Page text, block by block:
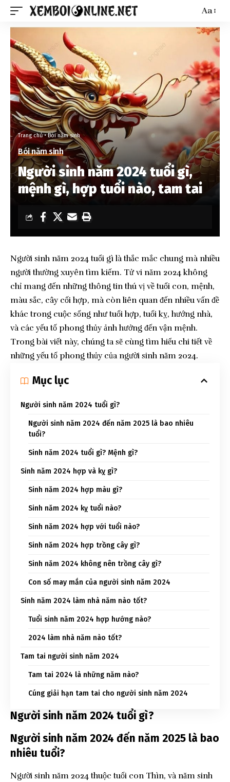
Aa
Trang chủ•Bói năm sinh
Bói năm sinh
Người sinh năm 2024 tuổi gì,
mệnh gì, hợp tuổi nào, tam tai
Người sinh năm 2024 tuổi gì là thắc mắc chung mà nhiều
người thường xuyên tìm kiếm. Tử vi năm 2024 không
chỉ mang đến những thông tin thú vị về tuổi con, mệnh,
màu sắc, cây cối hợp, mà còn liên quan đến nhiều vấn đề
khác trong cuộc sống như tuổi hợp, tuổi kỵ, hướng nhà,
và các yếu tố phong thủy ảnh hưởng đến vận mệnh.
Trong bài viết này, chúng ta sẽ cùng tìm hiểu chi tiết về
những yếu tố phong thủy của người sinh năm 2024.
Mục lục
Người sinh năm 2024 tuổi gì?
Người sinh năm 2024 đến năm 2025 là bao nhiêu
tuổi?
Sinh năm 2024 tuổi gì? Mệnh gì?
Sinh năm 2024 hợp và kỵ gì?
Sinh năm 2024 hợp màu gì?
Sinh năm 2024 kỵ tuổi nào?
Sinh năm 2024 hợp với tuổi nào?
Sinh năm 2024 hợp trồng cây gì?
Sinh năm 2024 không nên trồng cây gì?
Con số may mắn của người sinh năm 2024
Sinh năm 2024 làm nhà năm nào tốt?
Tuổi sinh năm 2024 hợp hướng nào?
2024 làm nhà năm nào tốt?
Tam tai người sinh năm 2024
Tam tai 2024 là những năm nào?
Cúng giải hạn tam tai cho người sinh năm 2024
Người sinh năm 2024 tuổi gì?
Người sinh năm 2024 đến năm 2025 là bao
nhiêu tuổi?
Người sinh năm 2024 thuộc tuổi con Thìn, và năm sinh